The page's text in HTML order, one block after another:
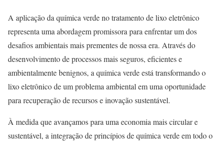
A aplicação da química verde no tratamento de lixo eletrônico
representa uma abordagem promissora para enfrentar um dos
desafios ambientais mais prementes de nossa era. Através do
desenvolvimento de processos mais seguros, eficientes e
ambientalmente benignos, a química verde está transformando o
lixo eletrônico de um problema ambiental em uma oportunidade
para recuperação de recursos e inovação sustentável.
À medida que avançamos para uma economia mais circular e
sustentável, a integração de princípios de química verde em todo o